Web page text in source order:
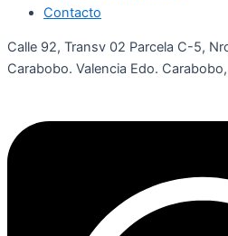
Contacto
Calle 92, Transv 02 Parcela C-5,
Carabobo. Valencia Edo.